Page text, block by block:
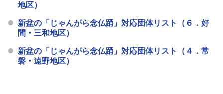
地区）
新盆の「じゃんがら念仏踊」対応団体リスト（６．好
間・三和地区）
新盆の「じゃんがら念仏踊」対応団体リスト（４．常
磐・遠野地区）